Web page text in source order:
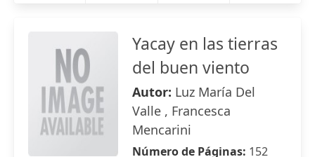
Yacay en las tierras
del buen viento
Autor: Luz María Del
Valle , Francesca
Mencarini
Número de Páginas: 152